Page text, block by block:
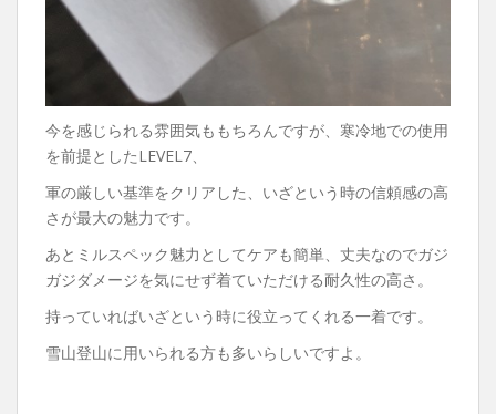
今を感じられる雰囲気ももちろんですが、寒冷地での使用
を前提としたLEVEL7、
軍の厳しい基準をクリアした、いざという時の信頼感の高
さが最大の魅力です。
あとミルスペック魅力としてケアも簡単、丈夫なのでガジ
ガジダメージを気にせず着ていただける耐久性の高さ。
持っていればいざという時に役立ってくれる一着です。
雪山登山に用いられる方も多いらしいですよ。